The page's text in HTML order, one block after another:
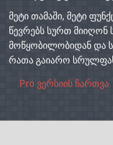
მეტი თამაში, მეტი
წევრებს სურთ მიიღონ
მოწყობილობიდან და
რათა გაიარო
Pro ვერსიის ჩართვა